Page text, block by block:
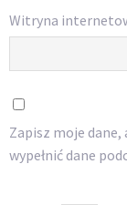
Witryna
Zapisz moje
wypełnić dane